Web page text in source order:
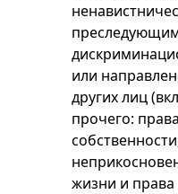
или
других лиц
прочего:
жизни и